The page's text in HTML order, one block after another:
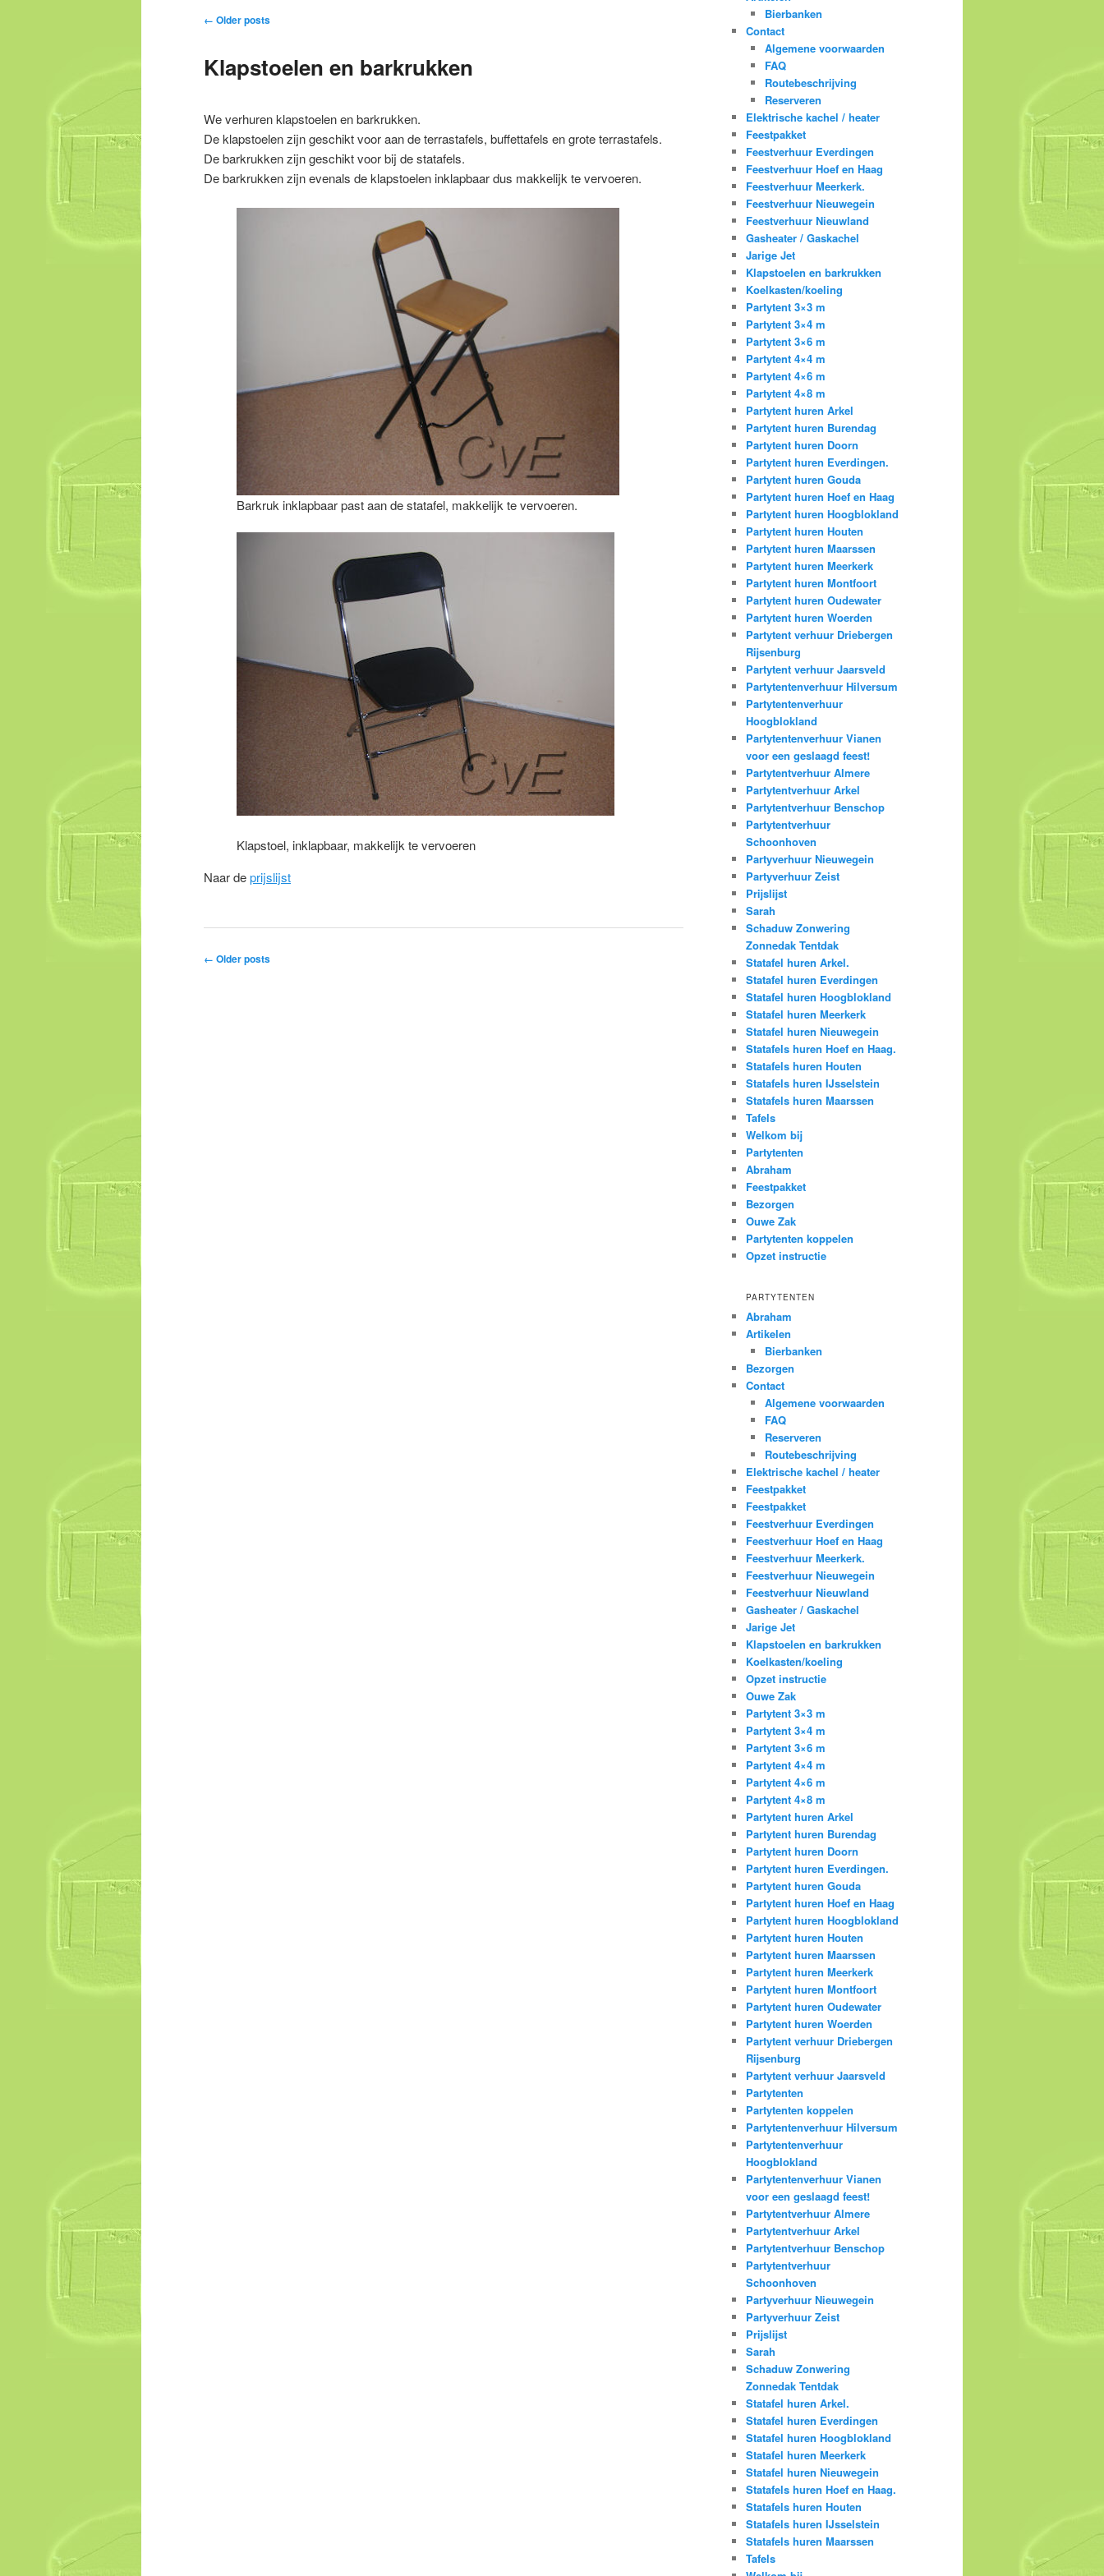
Post navigation
← Older posts
Klapstoelen en barkrukken
We verhuren klapstoelen en barkrukken.
De klapstoelen zijn geschikt voor aan de terrastafels, buffettafels en grote terrastafels.
De barkrukken zijn geschikt voor bij de statafels.
De barkrukken zijn evenals de klapstoelen inklapbaar dus makkelijk te vervoeren.
Barkruk inklapbaar past aan de statafel, makkelijk te vervoeren.
Klapstoel, inklapbaar, makkelijk te vervoeren
Naar deprijslijst
Post navigation
← Older posts
Bierbanken
Contact
Algemene voorwaarden
FAQ
Routebeschrijving
Reserveren
Elektrische kachel / heater
Feestpakket
Feestverhuur Everdingen
Feestverhuur Hoef en Haag
Feestverhuur Meerkerk.
Feestverhuur Nieuwegein
Feestverhuur Nieuwland
Gasheater / Gaskachel
Jarige Jet
Klapstoelen en barkrukken
Koelkasten/koeling
Partytent 3×3 m
Partytent 3×4 m
Partytent 3×6 m
Partytent 4×4 m
Partytent 4×6 m
Partytent 4×8 m
Partytent huren Arkel
Partytent huren Burendag
Partytent huren Doorn
Partytent huren Everdingen.
Partytent huren Gouda
Partytent huren Hoef en Haag
Partytent huren Hoogblokland
Partytent huren Houten
Partytent huren Maarssen
Partytent huren Meerkerk
Partytent huren Montfoort
Partytent huren Oudewater
Partytent huren Woerden
Partytent verhuur Driebergen
Rijsenburg
Partytent verhuur Jaarsveld
Partytentenverhuur Hilversum
Partytentenverhuur
Hoogblokland
Partytentenverhuur Vianen
voor een geslaagd feest!
Partytentverhuur Almere
Partytentverhuur Arkel
Partytentverhuur Benschop
Partytentverhuur
Schoonhoven
Partyverhuur Nieuwegein
Partyverhuur Zeist
Prijslijst
Sarah
Schaduw Zonwering
Zonnedak Tentdak
Statafel huren Arkel.
Statafel huren Everdingen
Statafel huren Hoogblokland
Statafel huren Meerkerk
Statafel huren Nieuwegein
Statafels huren Hoef en Haag.
Statafels huren Houten
Statafels huren IJsselstein
Statafels huren Maarssen
Tafels
Welkom bij
Partytenten
Abraham
Feestpakket
Bezorgen
Ouwe Zak
Partytenten koppelen
Opzet instructie
PARTYTENTEN
Abraham
Artikelen
Bierbanken
Bezorgen
Contact
Algemene voorwaarden
FAQ
Reserveren
Routebeschrijving
Elektrische kachel / heater
Feestpakket
Feestpakket
Feestverhuur Everdingen
Feestverhuur Hoef en Haag
Feestverhuur Meerkerk.
Feestverhuur Nieuwegein
Feestverhuur Nieuwland
Gasheater / Gaskachel
Jarige Jet
Klapstoelen en barkrukken
Koelkasten/koeling
Opzet instructie
Ouwe Zak
Partytent 3×3 m
Partytent 3×4 m
Partytent 3×6 m
Partytent 4×4 m
Partytent 4×6 m
Partytent 4×8 m
Partytent huren Arkel
Partytent huren Burendag
Partytent huren Doorn
Partytent huren Everdingen.
Partytent huren Gouda
Partytent huren Hoef en Haag
Partytent huren Hoogblokland
Partytent huren Houten
Partytent huren Maarssen
Partytent huren Meerkerk
Partytent huren Montfoort
Partytent huren Oudewater
Partytent huren Woerden
Partytent verhuur Driebergen
Rijsenburg
Partytent verhuur Jaarsveld
Partytenten
Partytenten koppelen
Partytentenverhuur Hilversum
Partytentenverhuur
Hoogblokland
Partytentenverhuur Vianen
voor een geslaagd feest!
Partytentverhuur Almere
Partytentverhuur Arkel
Partytentverhuur Benschop
Partytentverhuur
Schoonhoven
Partyverhuur Nieuwegein
Partyverhuur Zeist
Prijslijst
Sarah
Schaduw Zonwering
Zonnedak Tentdak
Statafel huren Arkel.
Statafel huren Everdingen
Statafel huren Hoogblokland
Statafel huren Meerkerk
Statafel huren Nieuwegein
Statafels huren Hoef en Haag.
Statafels huren Houten
Statafels huren IJsselstein
Statafels huren Maarssen
Tafels